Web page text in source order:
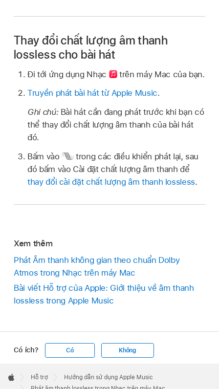
Thay đổi chất lượng âm thanh
lossless cho bài hát
Đi tới ứng dụng Nhạc
trên máy Mac của bạn.
Truyền phát bài hát từ Apple Music.
Ghi chú: Bài hát cần đang phát trước khi bạn có
thể thay đổi chất lượng âm thanh của bài hát
đó.
Bấm vào
trong các điều khiển phát lại, sau
đó bấm vào Cài đặt chất lượng âm thanh để
thay đổi cài đặt chất lượng âm thanh lossless.
Xem thêm
Phát Âm thanh không gian theo chuẩn Dolby
Atmos trong Nhạc trên máy Mac
Bài viết Hỗ trợ của Apple: Giới thiệu về âm thanh
lossless trong Apple Music
Có ích? Có Không
Footer

Apple
Hỗ trợ
Hướng dẫn sử dụng Apple Music